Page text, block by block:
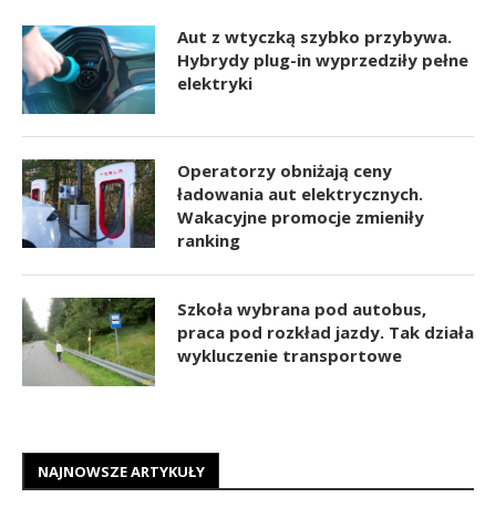
Aut z wtyczką szybko przybywa.
Hybrydy plug-in wyprzedziły pełne
elektryki
Operatorzy obniżają ceny
ładowania aut elektrycznych.
Wakacyjne promocje zmieniły
ranking
Szkoła wybrana pod autobus,
praca pod rozkład jazdy. Tak działa
wykluczenie transportowe
NAJNOWSZE ARTYKUŁY